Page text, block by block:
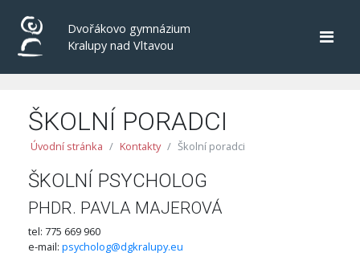
Dvořákovo gymnázium
Kralupy nad Vltavou
ŠKOLNÍ PORADCI
Úvodní stránka Kontakty Školní poradci
ŠKOLNÍ PSYCHOLOG
PHDR. PAVLA MAJEROVÁ
tel: 775 669 960
e-mail: psycholog@dgkralupy.eu